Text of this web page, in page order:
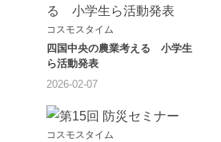
コスモスタイム
四国中央の農業考える 小学生
ら活動発表
2026-02-07
コスモスタイム